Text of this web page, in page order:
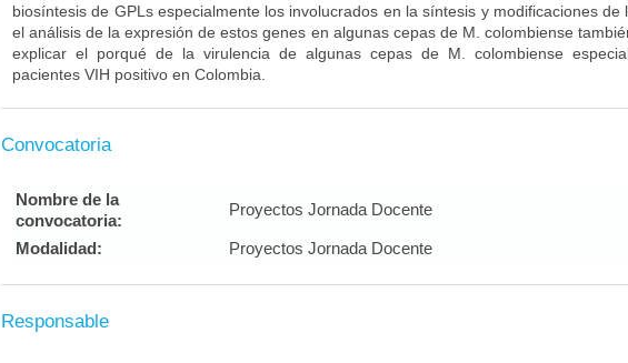
biosíntesis de GPLs especialmente los involucrados en la síntesis y modificaciones de
el análisis de la expresión de estos genes en algunas cepas de M. colombiense
explicar el porqué de la virulencia de algunas cepas de M. colombiense
pacientes VIH positivo en Colombia.
Convocatoria
Nombre de la
convocatoria:
Proyectos Jornada Docente
Modalidad: Proyectos Jornada Docente
Responsable